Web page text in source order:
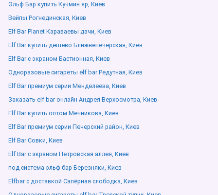
Эльф Бар купить Кучмин яр, Киев
Вейпы Рогнединская, Киев
Elf Bar Planet Караваевы дачи, Киев
Elf Bar купить дешево Ближнепечерская, Киев
Elf Bar с экраном Бастионная, Киев
Одноразовые сигареты elf bar Редутная, Киев
Elf Bar премиум серии Менделеева, Киев
Заказать elf bar онлайн Андрея Верхосмотра, Киев
Elf Bar купить оптом Мечникова, Киев
Elf Bar премиум серии Печерский район, Киев
Elf Bar Совки, Киев
Elf Bar с экраном Петровская аллея, Киев
под система эльф бар Березняки, Киев
Elfbar с доставкой Сапёрная слободка, Киев